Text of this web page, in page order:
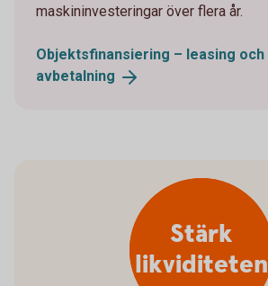
maskininvesteringar över flera år.
Objektsfinansiering – leasing och
avbetalning
Stärk
likviditeten